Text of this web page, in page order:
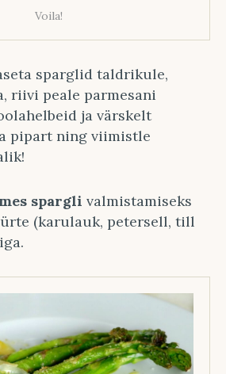
Voila!
sparglid taldrikule,
riivi peale parmesani
ja värskelt
pipart ning viimistle
spargli valmistamiseks
(karulauk, petersell, till